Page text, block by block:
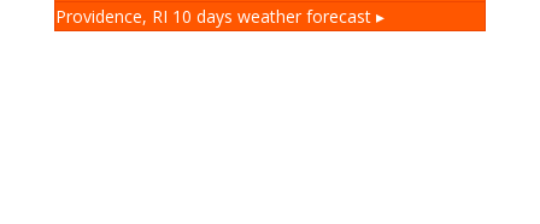
Providence, RI 10 days weather forecast ▸